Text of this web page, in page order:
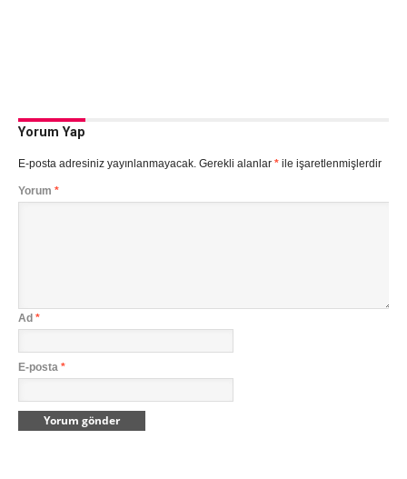
Yorum Yap
E-posta adresiniz yayınlanmayacak. Gerekli alanlar *ile işaretlenmişlerdir
Yorum *
Ad *
E-posta *